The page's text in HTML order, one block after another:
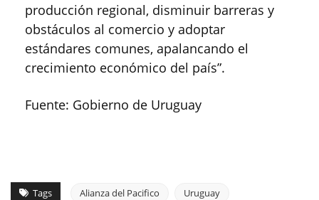
producción regional, disminuir barreras y
obstáculos al comercio y adoptar
estándares comunes, apalancando el
crecimiento económico del país”.
Fuente: Gobierno de Uruguay
Tags Alianza del Pacifico Uruguay